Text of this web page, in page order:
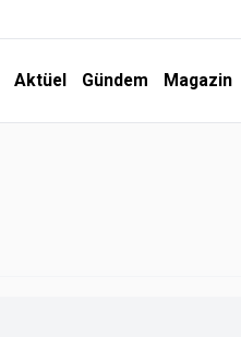
Aktüel Gündem Magazin